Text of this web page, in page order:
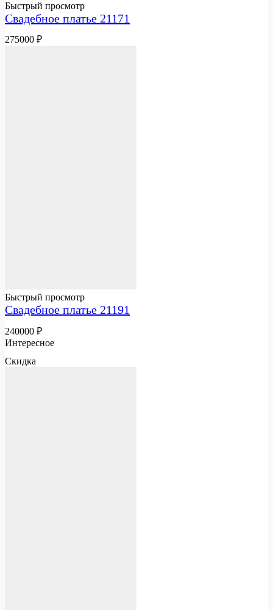
Быстрый просмотр
Свадебное платье 21171
275000 ₽
Быстрый просмотр
Свадебное платье 21191
240000 ₽
Интересное
Скидка